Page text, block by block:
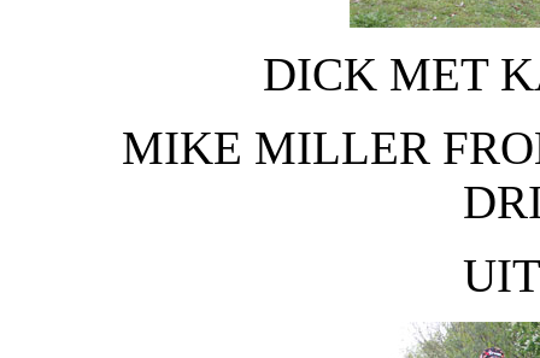
DICK MET
MIKE MILLER